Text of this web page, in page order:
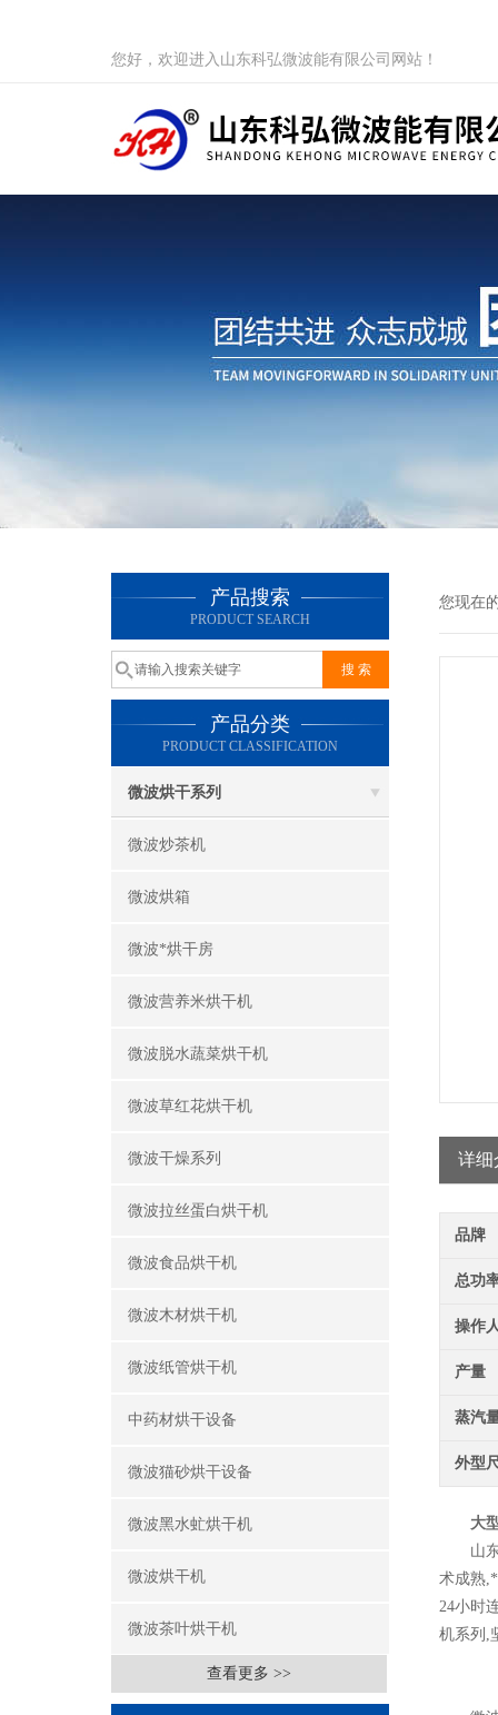
您好，欢迎进入山东科弘微波能有限公司网站！
产品搜索
PRODUCT SEARCH
产品分类
PRODUCT CLASSIFICATION
微波烘干系列
微波炒茶机
微波烘箱
微波*烘干房
微波营养米烘干机
微波脱水蔬菜烘干机
微波草红花烘干机
微波干燥系列
微波拉丝蛋白烘干机
微波食品烘干机
微波木材烘干机
微波纸管烘干机
中药材烘干设备
微波猫砂烘干设备
微波黑水虻烘干机
微波烘干机
微波茶叶烘干机
查看更多 >>
您现在
详细
品牌
总功
操作
产量
蒸汽
外型
大
山东
术成熟
24小时
机系列,